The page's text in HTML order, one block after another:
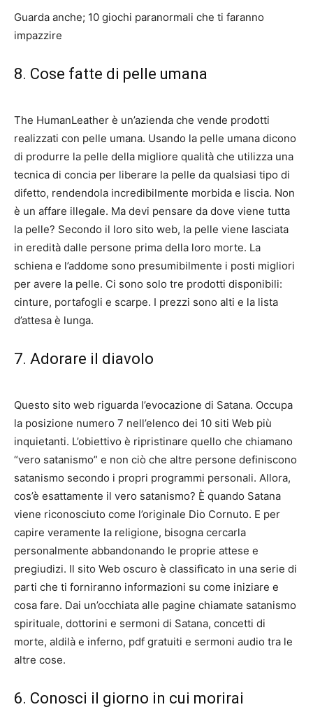
Guarda anche; 10 giochi paranormali che ti faranno
impazzire
8. Cose fatte di pelle umana
The HumanLeather è un’azienda che vende prodotti
realizzati con pelle umana. Usando la pelle umana dicono
di produrre la pelle della migliore qualità che utilizza una
tecnica di concia per liberare la pelle da qualsiasi tipo di
difetto, rendendola incredibilmente morbida e liscia. Non
è un affare illegale. Ma devi pensare da dove viene tutta
la pelle? Secondo il loro sito web, la pelle viene lasciata
in eredità dalle persone prima della loro morte. La
schiena e l’addome sono presumibilmente i posti migliori
per avere la pelle. Ci sono solo tre prodotti disponibili:
cinture, portafogli e scarpe. I prezzi sono alti e la lista
d’attesa è lunga.
7. Adorare il diavolo
Questo sito web riguarda l’evocazione di Satana. Occupa
la posizione numero 7 nell’elenco dei 10 siti Web più
inquietanti. L’obiettivo è ripristinare quello che chiamano
“vero satanismo” e non ciò che altre persone definiscono
satanismo secondo i propri programmi personali. Allora,
cos’è esattamente il vero satanismo? È quando Satana
viene riconosciuto come l’originale Dio Cornuto. E per
capire veramente la religione, bisogna cercarla
personalmente abbandonando le proprie attese e
pregiudizi. Il sito Web oscuro è classificato in una serie di
parti che ti forniranno informazioni su come iniziare e
cosa fare. Dai un’occhiata alle pagine chiamate satanismo
spirituale, dottorini e sermoni di Satana, concetti di
morte, aldilà e inferno, pdf gratuiti e sermoni audio tra le
altre cose.
6. Conosci il giorno in cui morirai